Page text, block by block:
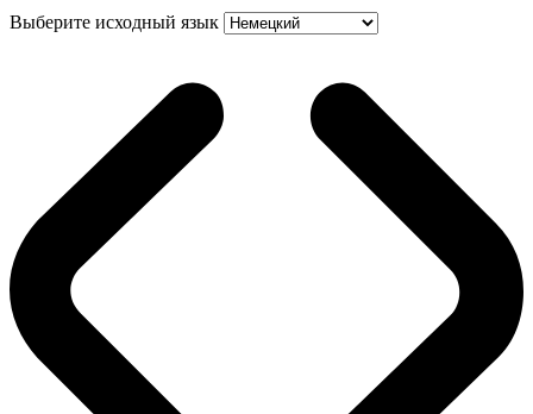
Выберите исходный язык